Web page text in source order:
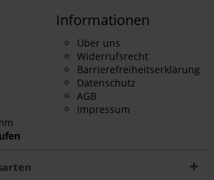
Informationen
Über uns
Widerrufsrecht
Barrierefreiheitserklärung
Datenschutz
AGB
Impressum